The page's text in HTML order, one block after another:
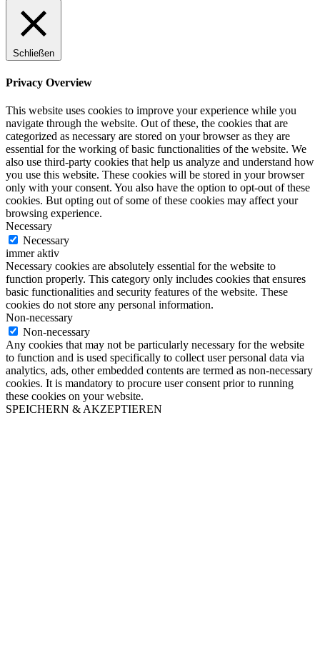
Schließen
Privacy Overview
This website uses cookies to improve your experience while you
navigate through the website. Out of these, the cookies that are
categorized as necessary are stored on your browser as they are
essential for the working of basic functionalities of the website. We
also use third-party cookies that help us analyze and understand how
you use this website. These cookies will be stored in your browser
only with your consent. You also have the option to opt-out of these
cookies. But opting out of some of these cookies may affect your
browsing experience.
Necessary
Necessary
immer aktiv
Necessary cookies are absolutely essential for the website to
function properly. This category only includes cookies that ensures
basic functionalities and security features of the website. These
cookies do not store any personal information.
Non-necessary
Non-necessary
Any cookies that may not be particularly necessary for the website
to function and is used specifically to collect user personal data via
analytics, ads, other embedded contents are termed as non-necessary
cookies. It is mandatory to procure user consent prior to running
these cookies on your website.
SPEICHERN & AKZEPTIEREN